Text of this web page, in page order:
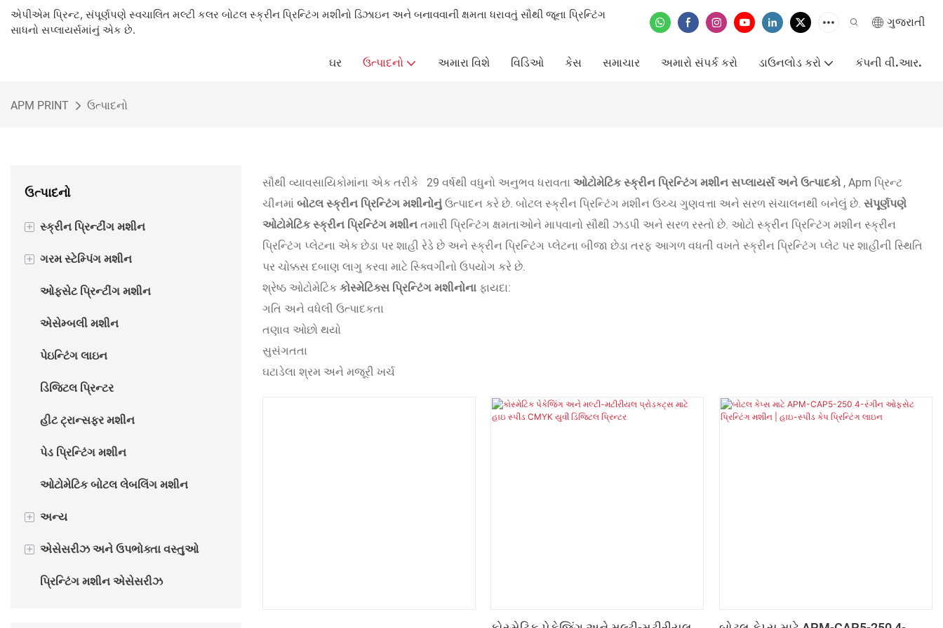
એપીએમ પ્રિન્ટ, સંપૂર્ણપણે સ્વચાલિત મલ્ટી કલર બોટલ સ્ક્રીન પ્રિન્ટિંગ મશીનો ડિઝાઇન અને બનાવવાની ક્ષમતા ધરાવતું સૌથી જૂના પ્રિન્ટિંગ
સાધનો સપ્લાયર્સમાંનું એક છે.
ગુજરાતી
ઘર ઉત્પાદનો અમારા વિશે વિડિઓ કેસ સમાચાર અમારો સંપર્ક કરો ડાઉનલોડ કરો કંપની વી.આર.
APM PRINT ઉત્પાદનો
ઉત્પાદનો
+ સ્ક્રીન પ્રિન્ટીંગ મશીન
સેમી ઓટોમેટિક સ્ક્રીન પ્રિન્ટિંગ
+ ગરમ સ્ટેમ્પિંગ મશીન
સેમી ઓટોમેટિક હોટ ફોઇલ સ્ટેમ્પિંગ
ઓફસેટ પ્રિન્ટીંગ મશીન
એસેમ્બલી મશીન
પેઇન્ટિંગ લાઇન
ડિજિટલ પ્રિન્ટર
હીટ ટ્રાન્સફર મશીન
પેડ પ્રિન્ટિંગ મશીન
ઓટોમેટિક બોટલ લેબલિંગ મશીન
+ અન્ય
કપ બનાવવાનું મશીન
પેકેજિંગ મશીન
+ એસેસરીઝ અને ઉપભોક્તા વસ્તુઓ
પ્રિન્ટિંગ મશીન ઉપભોક્તા વસ્તુઓ
પ્રિન્ટિંગ મશીન એસેસરીઝ
સૌથી વ્યાવસાયિકોમાંના એક તરીકે 29 વર્ષથી વધુનો અનુભવ ધરાવતા ઓટોમેટિકસ્ક્રીન પ્રિન્ટિંગ મશીન સપ્લાયર્સ અને ઉત્પાદકો, Apm પ્રિન્ટ
ચીનમાં બોટલ સ્ક્રીન પ્રિન્ટિંગ મશીનોનુંઉત્પાદન કરે છે. બોટલ સ્ક્રીન પ્રિન્ટિંગ મશીન ઉચ્ચ ગુણવત્તા અને સરળ સંચાલનથી બનેલું છે. સંપૂર્ણપણે
ઓટોમેટિક સ્ક્રીન પ્રિન્ટિંગ મશીનતમારી પ્રિન્ટિંગ ક્ષમતાઓને માપવાનો સૌથી ઝડપી અને સરળ રસ્તો છે. ઓટો સ્ક્રીન પ્રિન્ટિંગ મશીન સ્ક્રીન
પ્રિન્ટિંગ પ્લેટના એક છેડા પર શાહી રેડે છે અને સ્ક્રીન પ્રિન્ટિંગ પ્લેટના બીજા છેડા તરફ આગળ વધતી વખતે સ્ક્રીન પ્રિન્ટિંગ પ્લેટ પર શાહીની સ્થિતિ
પર ચોક્કસ દબાણ લાગુ કરવા માટે સ્ક્વિગીનો ઉપયોગ કરે છે.
શ્રેષ્ઠ ઓટોમેટિકકોસ્મેટિક્સ પ્રિન્ટિંગ મશીનોનાફાયદા:
ગતિ અને વધેલી ઉત્પાદકતા
તણાવ ઓછો થયો
સુસંગતતા
ઘટાડેલા શ્રમ અને મજૂરી ખર્ચ